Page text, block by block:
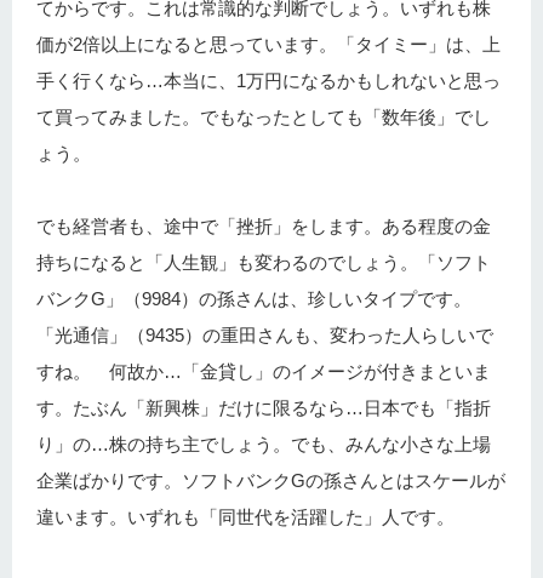
てからです。これは常識的な判断でしょう。いずれも株
価が2倍以上になると思っています。「タイミー」は、上
手く行くなら…本当に、1万円になるかもしれないと思っ
て買ってみました。でもなったとしても「数年後」でし
ょう。
でも経営者も、途中で「挫折」をします。ある程度の金
持ちになると「人生観」も変わるのでしょう。「ソフト
バンクG」（9984）の孫さんは、珍しいタイプです。
「光通信」（9435）の重田さんも、変わった人らしいで
すね。 何故か…「金貸し」のイメージが付きまといま
す。たぶん「新興株」だけに限るなら…日本でも「指折
り」の…株の持ち主でしょう。でも、みんな小さな上場
企業ばかりです。ソフトバンクGの孫さんとはスケールが
違います。いずれも「同世代を活躍した」人です。